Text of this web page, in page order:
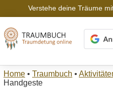
Verstehe deine Träume
Home • Traumbuch •
Handgeste